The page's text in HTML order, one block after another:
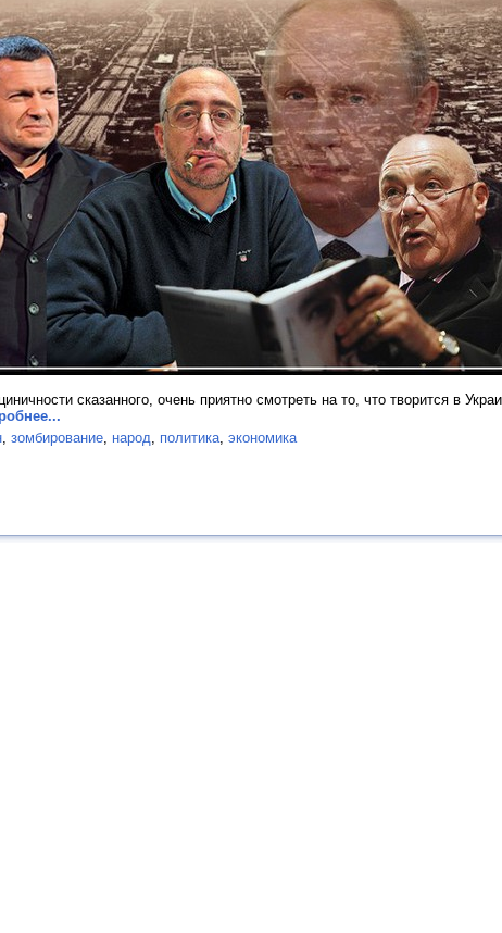
сказанного, очень приятно смотреть на то, что творится в
, зомбирование, народ, политика, экономика